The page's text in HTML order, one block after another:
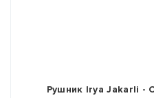
Рушник Irya Jakarli -